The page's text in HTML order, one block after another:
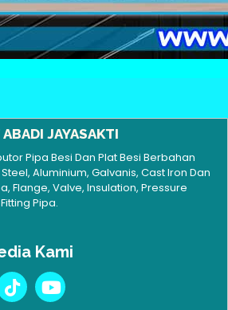
JAYASAKTI
Pipa Besi Dan Plat Besi Berbahan
Aluminium, Galvanis, Cast Iron Dan
Flange, Valve, Insulation, Pressure
Pipa.
Kami